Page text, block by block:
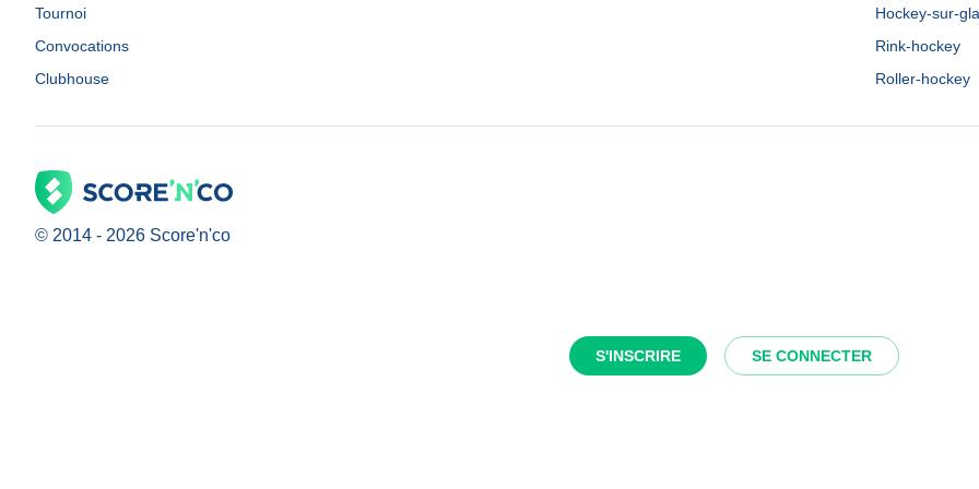
S'INSCRIRE SE CONNECTER
Tournoi
Convocations
Clubhouse
Hockey-sur-
Rink-hockey
Roller-hockey
© 2014 - 2026 Score'n'co